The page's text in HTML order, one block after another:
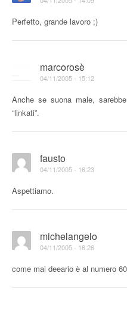
Perfetto, grande lavoro ;)
marcorosè
04/11/2005 - 15:12
Anche se suona male,
“linkati”.
fausto
04/11/2005 - 16:23
Aspettiamo.
michelangelo
04/11/2005 - 16:26
come mai deeario è al numero